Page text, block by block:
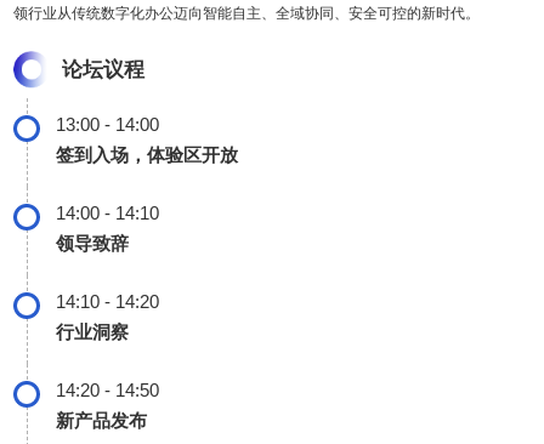
领行业从传统数字化办公迈向智能自主、全域协同、安全可控的新时代。
论坛议程
13:00 - 14:00
签到入场，体验区开放
14:00 - 14:10
领导致辞
14:10 - 14:20
行业洞察
14:20 - 14:50
新产品发布